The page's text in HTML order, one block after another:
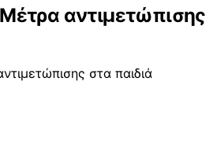
αντιμετώπισης
στα παιδιά